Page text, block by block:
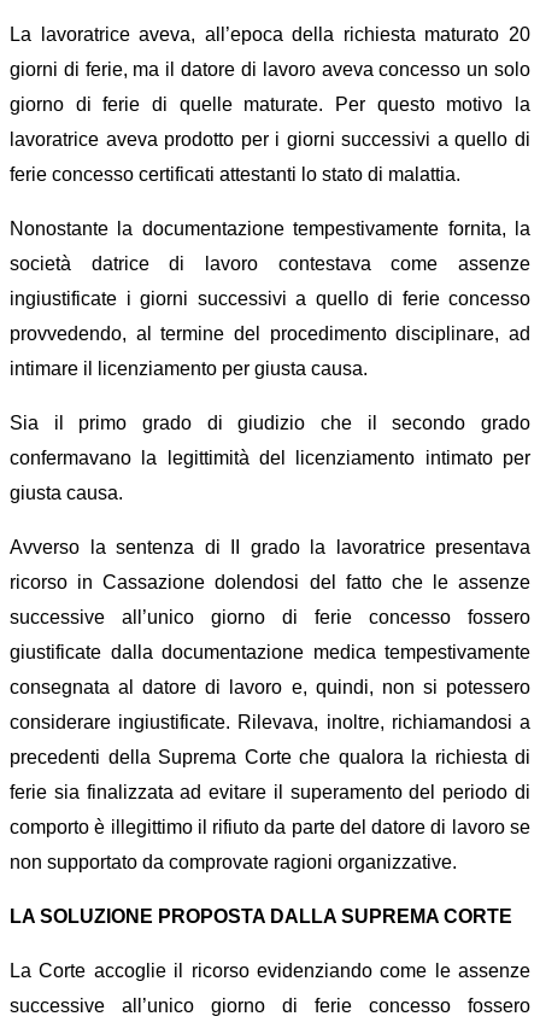
La lavoratrice aveva, all’epoca della richiesta maturato 20
giorni di ferie, ma il datore di lavoro aveva concesso un solo
giorno di ferie di quelle maturate. Per questo motivo la
lavoratrice aveva prodotto per i giorni successivi a quello di
ferie concesso certificati attestanti lo stato di malattia.
Nonostante la documentazione tempestivamente fornita, la
società datrice di lavoro contestava come assenze
ingiustificate i giorni successivi a quello di ferie concesso
provvedendo, al termine del procedimento disciplinare, ad
intimare il licenziamento per giusta causa.
Sia il primo grado di giudizio che il secondo grado
confermavano la legittimità del licenziamento intimato per
giusta causa.
Avverso la sentenza di II grado la lavoratrice presentava
ricorso in Cassazione dolendosi del fatto che le assenze
successive all’unico giorno di ferie concesso fossero
giustificate dalla documentazione medica tempestivamente
consegnata al datore di lavoro e, quindi, non si potessero
considerare ingiustificate. Rilevava, inoltre, richiamandosi a
precedenti della Suprema Corte che qualora la richiesta di
ferie sia finalizzata ad evitare il superamento del periodo di
comporto è illegittimo il rifiuto da parte del datore di lavoro se
non supportato da comprovate ragioni organizzative.
LA SOLUZIONE PROPOSTA DALLA SUPREMA CORTE
La Corte accoglie il ricorso evidenziando come le assenze
successive all’unico giorno di ferie concesso fossero